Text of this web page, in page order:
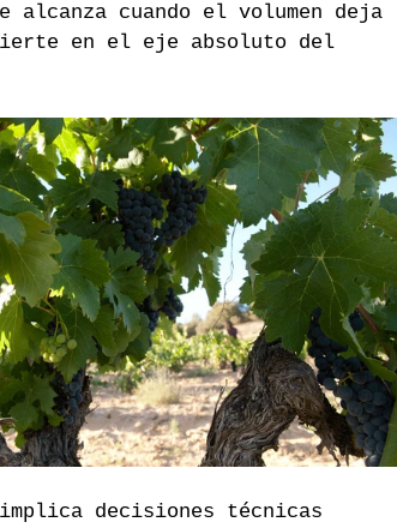
cuando el volumen deja
en el eje absoluto del
implica decisiones técnicas